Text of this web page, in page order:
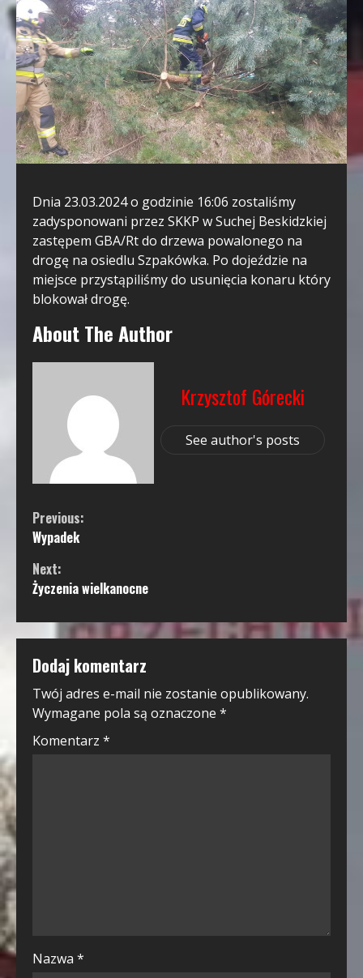
Dnia 23.03.2024 o godzinie 16:06 zostaliśmy
zadysponowani przez SKKP w Suchej Beskidzkiej
zastępem GBA/Rt do drzewa powalonego na
drogę na osiedlu Szpakówka. Po dojeździe na
miejsce przystąpiliśmy do usunięcia konaru który
blokował drogę.
About The Author
Krzysztof Górecki
See author's posts
Continue
Reading
Previous:
Wypadek
Next:
Życzenia wielkanocne
Dodaj komentarz
Twój adres e-mail nie zostanie opublikowany.
Wymagane pola są oznaczone *
Komentarz *
Nazwa *